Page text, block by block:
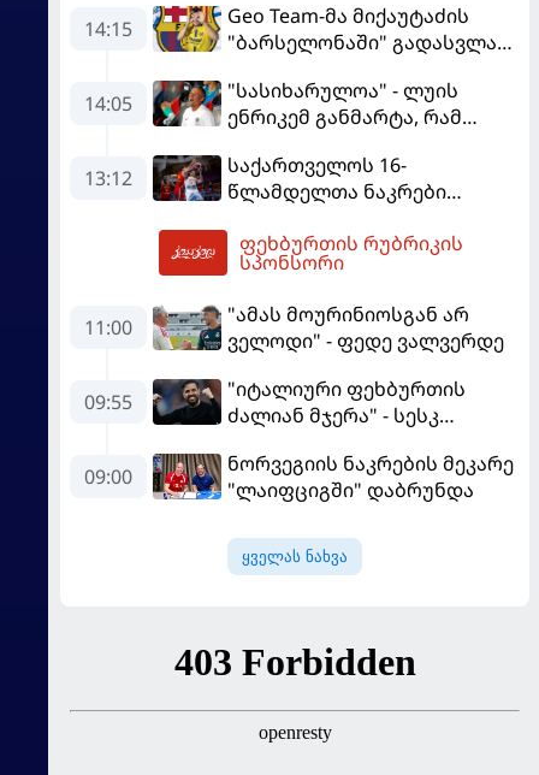
14:15
Geo Team-მა მიქაუტაძის
"ბარსელონაში" გადასვლაზე
ინფორმაციაზე განმარტება
გააკეთა
14:05
"სასიხარულოა" - ლუის
ენრიკემ განმარტა, რამ
იუნაიტედთან" ნამატჩევს
13:12
საქართველოს 16-
წლამდელთა ნაკრები
დამარცხდა
ფეხბურთის რუბრიკის
სპონსორი
11:00
"ამას მოურინიოსგან არ
ველოდი" - ფედე ვალვერდე
09:55
"იტალიური ფეხბურთის
ძალიან მჯერა" - სესკ
09:00
ნორვეგიის ნაკრების მეკარე
"ლაიფციგში" დაბრუნდა
ყველას ნახვა